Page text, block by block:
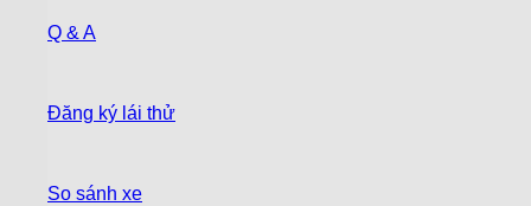
Q & A
Đăng ký lái thử
So sánh xe